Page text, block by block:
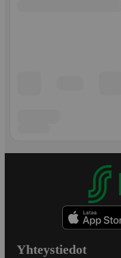
Yhteystiedot